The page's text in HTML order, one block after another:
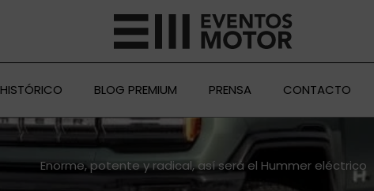
HISTÓRICO BLOG PREMIUM PRENSA CONTACTO
Enorme, potente y radical, así será el Hummer eléctrico